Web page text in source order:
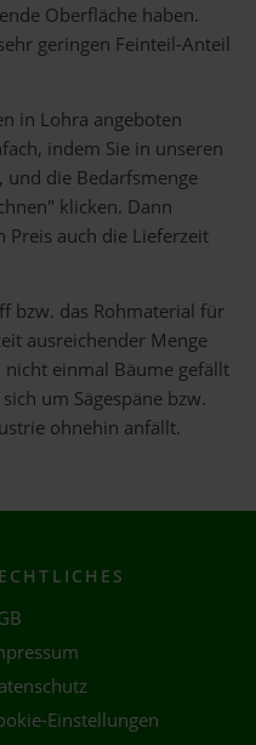
Oberfläche haben.
geringen Feinteil-Anteil
in Lohra angeboten
indem Sie in unseren
und die Bedarfsmenge
klicken. Dann
Preis auch die Lieferzeit
bzw. das Rohmaterial für
ausreichender Menge
einmal Bäume gefällt
um Sägespäne bzw.
ohnehin anfällt.
Einstellungen